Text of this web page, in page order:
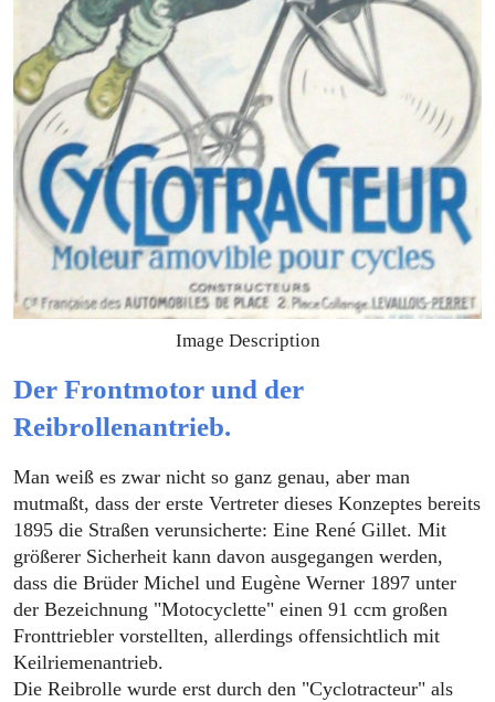
Image Description
Der Frontmotor und der
Reibrollenantrieb.
Man weiß es zwar nicht so ganz genau, aber man
mutmaßt, dass der erste Vertreter dieses Konzeptes bereits
1895 die Straßen verunsicherte: Eine René Gillet. Mit
größerer Sicherheit kann davon ausgegangen werden,
dass die Brüder Michel und Eugène Werner 1897 unter
der Bezeichnung "Motocyclette" einen 91 ccm großen
Fronttriebler vorstellten, allerdings offensichtlich mit
Keilriemenantrieb.
Die Reibrolle wurde erst durch den "Cyclotracteur" als